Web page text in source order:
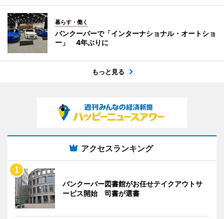
暮らす・働く
バンクーバーで「インターナショナル・オートショ
ー」 4年ぶりに
もっと見る
アクセスランキング
バンクーバー図書館がお任せテイクアウトサ
ービス開始 司書が選書